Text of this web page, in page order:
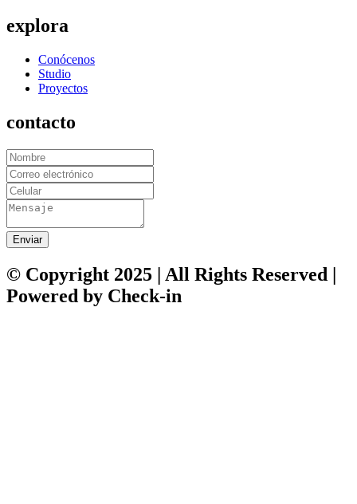
explora
Conócenos
Studio
Proyectos
contacto
Enviar
© Copyright 2025 | All Rights Reserved |
Powered by Check-in